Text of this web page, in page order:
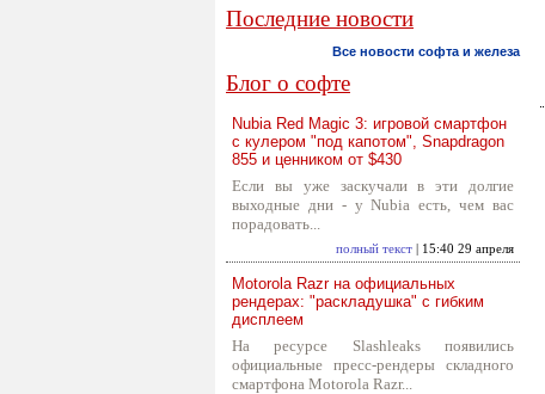
Последние новости
Все новости софта и железа
Блог о софте
Nubia Red Magic 3: игровой смартфон
с кулером "под капотом", Snapdragon
855 и ценником от $430
Если вы уже заскучали в эти долгие
выходные дни - у Nubia есть, чем вас
порадовать...
полный текст | 15:40 29 апреля
Motorola Razr на официальных
рендерах: "раскладушка" с гибким
дисплеем
На ресурсе Slashleaks появились
официальные пресс-рендеры складного
смартфона Motorola Razr...